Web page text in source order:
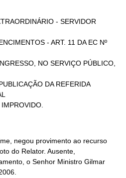
- SERVIDOR
IMPROVIDO.
negou provimento ao recurso
do Relator. Ausente,
o Senhor Ministro Gilmar